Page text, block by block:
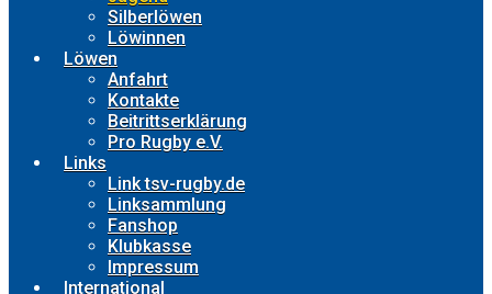
Silberlöwen
Löwinnen
Löwen
Anfahrt
Kontakte
Beitrittserklärung
Pro Rugby e.V.
Links
Link tsv-rugby.de
Linksammlung
Fanshop
Klubkasse
Impressum
International